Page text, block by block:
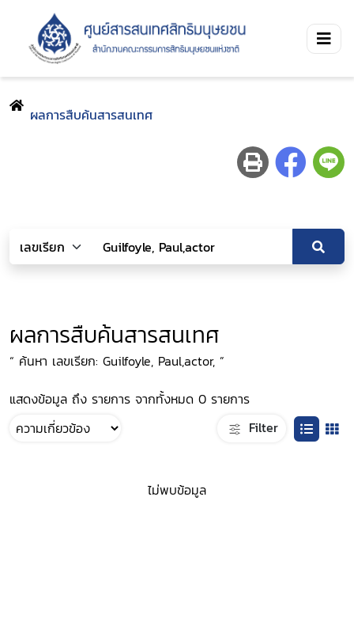
ผลการสืบค้นสารสนเทศ
ผลการสืบค้นสารสนเทศ
“ ค้นหา เลขเรียก: Guilfoyle, Paul,actor, ”
แสดงข้อมูล ถึง รายการ จากทั้งหมด 0 รายการ
Filter
ไม่พบข้อมูล